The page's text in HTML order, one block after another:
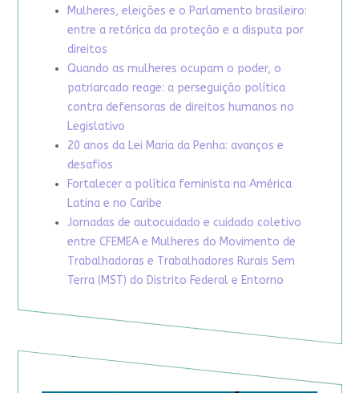
Mulheres, eleições e o Parlamento brasileiro:
entre a retórica da proteção e a disputa por
direitos
Quando as mulheres ocupam o poder, o
patriarcado reage: a perseguição política
contra defensoras de direitos humanos no
Legislativo
20 anos da Lei Maria da Penha: avanços e
desafios
Fortalecer a política feminista na América
Latina e no Caribe
Jornadas de autocuidado e cuidado coletivo
entre CFEMEA e Mulheres do Movimento de
Trabalhadoras e Trabalhadores Rurais Sem
Terra (MST) do Distrito Federal e Entorno